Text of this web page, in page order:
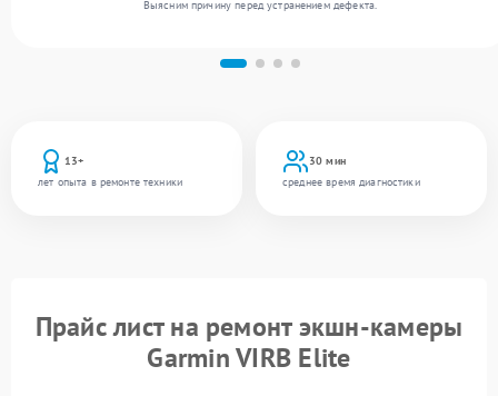
13+
лет опыта в ремонте техники
30 мин
среднее время диагностики
Выясним причину перед устранением дефекта.
Прайс лист на ремонт экшн-камеры
Garmin VIRB Elite